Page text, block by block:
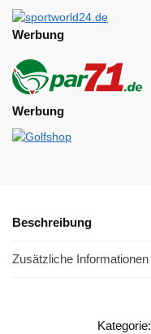
Werbung
Werbung
Beschreibung
Zusätzliche Informationen
Kategorie: